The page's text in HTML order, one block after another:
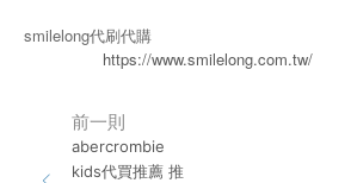
smilelong代刷代購
https://www.smilelong.com.tw/
前一則
abercrombie
kids代買推薦 推